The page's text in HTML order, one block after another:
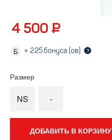
4 500 ₽
+ 225 бонуса (ов) ?
Размер
NS -
ДОБАВИТЬ В КОРЗИНУ